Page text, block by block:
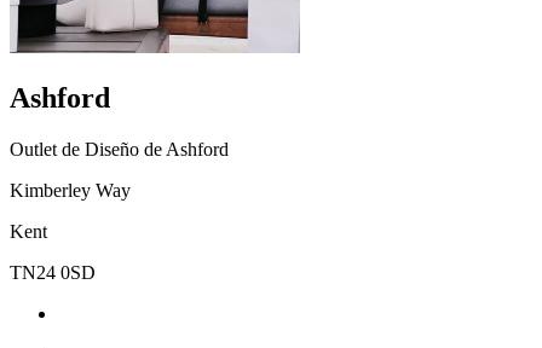
Ashford
Outlet de Diseño de Ashford
Kimberley Way
Kent
TN24 0SD